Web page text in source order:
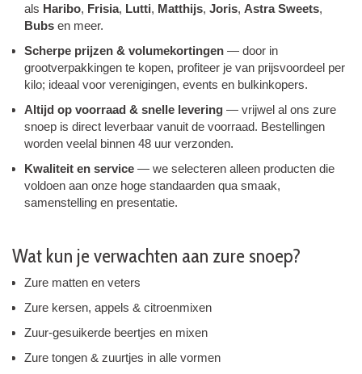
als Haribo, Frisia, Lutti, Matthijs, Joris, Astra Sweets,
Bubs en meer.
Scherpe prijzen & volumekortingen — door in
grootverpakkingen te kopen, profiteer je van prijsvoordeel per
kilo; ideaal voor verenigingen, events en bulkinkopers.
Altijd op voorraad & snelle levering — vrijwel al ons zure
snoep is direct leverbaar vanuit de voorraad. Bestellingen
worden veelal binnen 48 uur verzonden.
Kwaliteit en service — we selecteren alleen producten die
voldoen aan onze hoge standaarden qua smaak,
samenstelling en presentatie.
Wat kun je verwachten aan zure snoep?
Zure matten en veters
Zure kersen, appels & citroenmixen
Zuur-gesuikerde beertjes en mixen
Zure tongen & zuurtjes in alle vormen